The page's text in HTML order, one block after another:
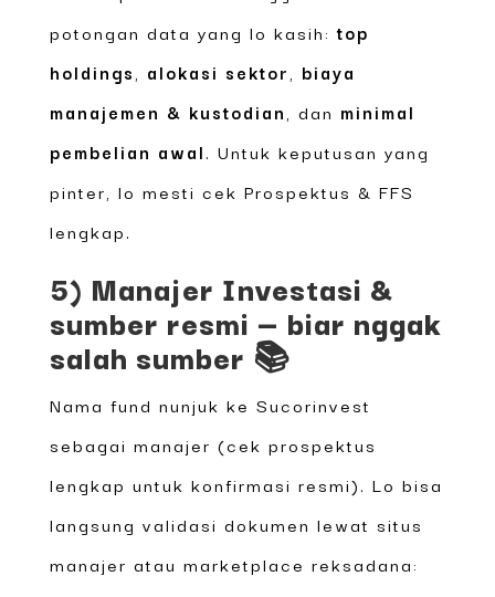
potongan data yang lo kasih:top
holdings
alokasi sektor
biaya
manajemen & kustodian , dan minimal
pembelian awal. Untuk keputusan yang
pinter, lo mesti cek Prospektus & FFS
lengkap.
5) Manajer Investasi &
sumber resmi — biar nggak
salah sumber 📚
Nama fund nunjuk ke Sucorinvest
sebagai manajer (cek prospektus
lengkap untuk konfirmasi resmi). Lo bisa
langsung validasi dokumen lewat situs
manajer atau marketplace reksadana: